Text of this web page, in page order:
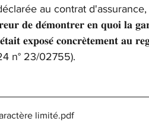
au contrat
𝐝𝐞 𝐝𝐞́𝐦𝐨𝐧𝐭𝐫𝐞𝐫 𝐞𝐧 𝐪𝐮𝐨𝐢 𝐥𝐚
𝐞𝐱𝐩𝐨𝐬𝐞́ 𝐜𝐨𝐧𝐜𝐫𝐞̀𝐭𝐞𝐦𝐞𝐧𝐭 𝐚𝐮
n° 23/02755).
limité.pdf